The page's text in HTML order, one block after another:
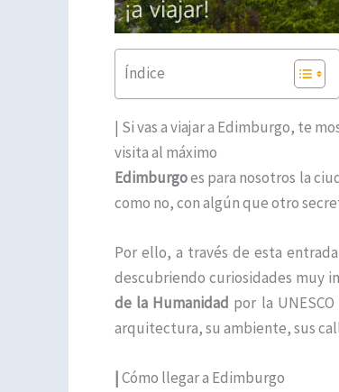
Índice
| Si vas a viajar a Edimburgo, te
visita al máximo
Edimburgoes para nosotros la
como no, con algún que otro
Por ello, a través de esta
descubriendo curiosidades muy
de la Humanidad por la
arquitectura, su ambiente, sus
|Cómo llegar a Edimburgo